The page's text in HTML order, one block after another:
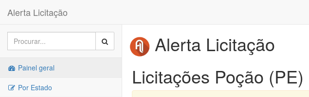
Alerta Licitação
Painel geral
Por Estado
Alerta Licitação
Licitações Poção (PE)